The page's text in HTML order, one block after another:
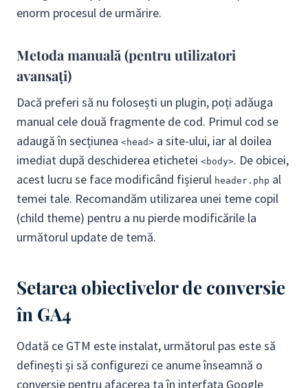
enorm procesul de urmărire.
Metoda manuală (pentru utilizatori
avansați)
Dacă preferi să nu folosești un plugin, poți adăuga
manual cele două fragmente de cod. Primul cod se
adaugă în secțiunea <head> a site-ului, iar al doilea
imediat după deschiderea etichetei <body>. De obicei,
acest lucru se face modificând fișierul header.php al
temei tale. Recomandăm utilizarea unei teme copil
(child theme) pentru a nu pierde modificările la
următorul update de temă.
Setarea obiectivelor de conversie
în GA4
Odată ce GTM este instalat, următorul pas este să
definești și să configurezi ce anume înseamnă o
conversie pentru afacerea ta în interfața Google